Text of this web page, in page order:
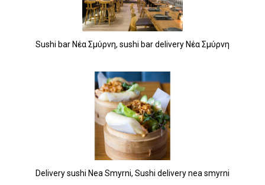
Sushi bar Νέα Σμύρνη, sushi bar delivery Νέα Σμύρνη
Delivery sushi Nea Smyrni, Sushi delivery nea smyrni
5